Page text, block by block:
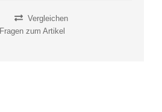
Vergleichen
Fragen zum Artikel